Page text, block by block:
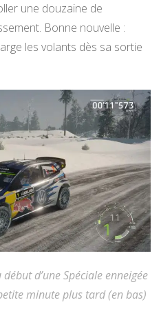
une douzaine de
Bonne nouvelle :
les volants dès sa sortie
d’une Spéciale enneigée
minute plus tard (en bas)